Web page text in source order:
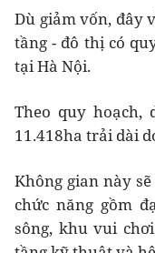
Dù giảm vốn, đây
tầng - đô thị có
tại Hà Nội.
Theo quy hoạch,
11.418ha trải dài
Không gian này
chức năng gồm
sông, khu vui